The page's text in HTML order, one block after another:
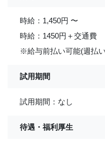
時給：1,450円 〜
時給：1450円＋交通費
※給与前払い可能(週払
試用期間
試用期間：なし
待遇・福利厚生